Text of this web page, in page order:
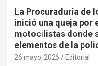
La Procuraduría de
inició una queja por
motocilistas donde
elementos de la
26 mayo, 2026 Editorial